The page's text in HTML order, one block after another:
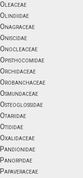
Oleaceae
Olindiidae
Onagraceae
Oniscidae
Onocleaceae
Opisthocomidae
Orchidaceae
Orobanchaceae
Osmundaceae
Osteoglossidae
Otariidae
Otididae
Oxalidaceae
Pandionidae
Panorpidae
Papaveraceae